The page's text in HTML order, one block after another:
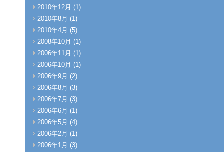
2010年12月 (1)
2010年8月 (1)
2010年4月 (5)
2008年10月 (1)
2006年11月 (1)
2006年10月 (1)
2006年9月 (2)
2006年8月 (3)
2006年7月 (3)
2006年6月 (1)
2006年5月 (4)
2006年2月 (1)
2006年1月 (3)